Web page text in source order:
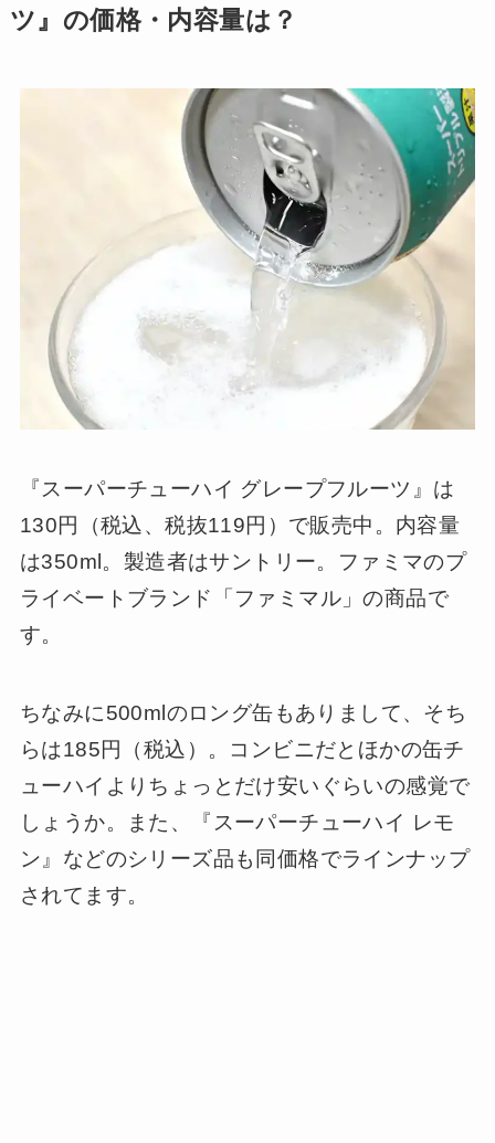
ツ』の価格・内容量は？
『スーパーチューハイ グレープフルーツ』は
130円（税込、税抜119円）で販売中。内容量
は350ml。製造者はサントリー。ファミマのプ
ライベートブランド「ファミマル」の商品で
す。
ちなみに500mlのロング缶もありまして、そち
らは185円（税込）。コンビニだとほかの缶チ
ューハイよりちょっとだけ安いぐらいの感覚で
しょうか。また、『スーパーチューハイ レモ
ン』などのシリーズ品も同価格でラインナップ
されてます。